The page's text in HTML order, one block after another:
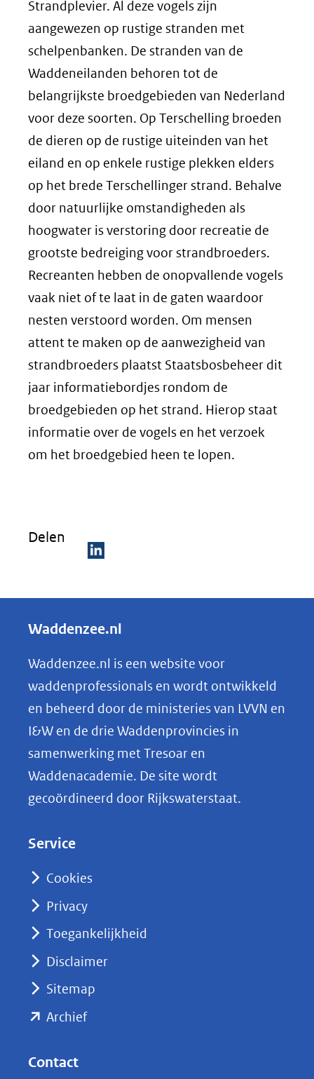
Strandplevier. Al deze vogels zijn
aangewezen op rustige stranden met
schelpenbanken. De stranden van de
Waddeneilanden behoren tot de
belangrijkste broedgebieden van Nederland
voor deze soorten. Op Terschelling broeden
de dieren op de rustige uiteinden van het
eiland en op enkele rustige plekken elders
op het brede Terschellinger strand. Behalve
door natuurlijke omstandigheden als
hoogwater is verstoring door recreatie de
grootste bedreiging voor strandbroeders.
Recreanten hebben de onopvallende vogels
vaak niet of te laat in de gaten waardoor
nesten verstoord worden. Om mensen
attent te maken op de aanwezigheid van
strandbroeders plaatst Staatsbosbeheer dit
jaar informatiebordjes rondom de
broedgebieden op het strand. Hierop staat
informatie over de vogels en het verzoek
om het broedgebied heen te lopen.
Delen
e
e
n
o
p
k
e
nieuw
naar
Waddenzee.nl
Waddenzee.nl is een website voor
waddenprofessionals en wordt ontwikkeld
en beheerd door de ministeries van LVVN en
I&W en de drie Waddenprovincies in
samenwerking met Tresoar en
Waddenacademie. De site wordt
gecoördineerd door Rijkswaterstaat.
Service
Cookies
Privacy
Toegankelijkheid
Disclaimer
Sitemap
Archief(opent
Contact